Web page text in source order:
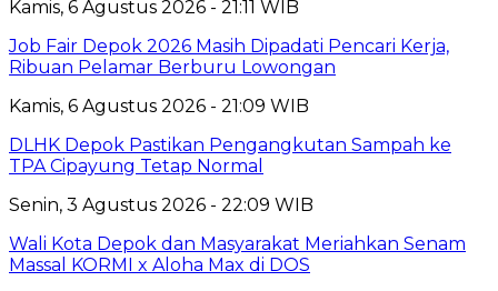
Kamis, 6 Agustus 2026 - 21:11 WIB
Job Fair Depok 2026 Masih Dipadati Pencari Kerja,
Ribuan Pelamar Berburu Lowongan
Kamis, 6 Agustus 2026 - 21:09 WIB
DLHK Depok Pastikan Pengangkutan Sampah ke
TPA Cipayung Tetap Normal
Senin, 3 Agustus 2026 - 22:09 WIB
Wali Kota Depok dan Masyarakat Meriahkan Senam
Massal KORMI x Aloha Max di DOS